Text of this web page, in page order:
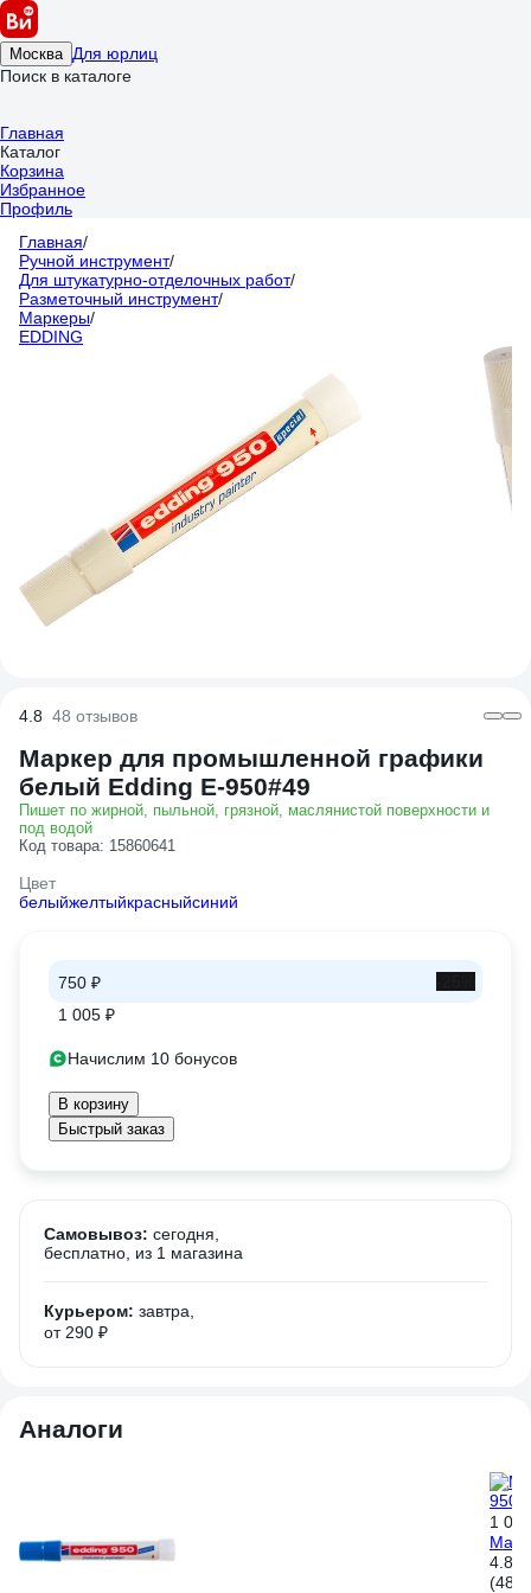
Москва Для юрлиц
Поиск в каталоге
Главная
Каталог
Корзина
Избранное
Профиль
Главная/
Ручной инструмент/
Для штукатурно-отделочных работ/
Разметочный инструмент/
Маркеры/
EDDING
4.8 48 отзывов
Маркер для промышленной графики
белый Edding E-950#49
Пишет по жирной, пыльной, грязной, маслянистой поверхности и
под водой
Код товара: 15860641
Цвет
белыйжелтыйкрасныйсиний
750 ₽
1 005 ₽
Начислим 10 бонусов
В корзину
Быстрый заказ
Самовывоз: сегодня,
бесплатно , из 1 магазина
Курьером: завтра,
от 290 ₽
Аналоги
1
4.8
(48)